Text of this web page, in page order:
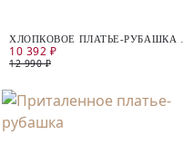
ХЛОПКОВОЕ ПЛАТЬЕ-РУБАШКА В
ПОЛОСКУ
10 392 ₽
12 990 ₽